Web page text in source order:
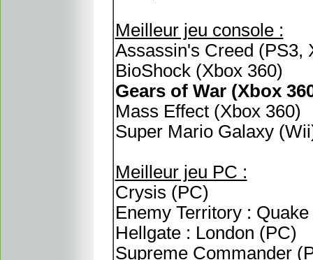
Meilleur jeu console :
Assassin's Creed (PS3,
BioShock (Xbox 360)
Gears of War (Xbox
Mass Effect (Xbox 360)
Super Mario Galaxy
Meilleur jeu PC :
Crysis (PC)
Enemy Territory :
Hellgate : London (PC)
Supreme Commander